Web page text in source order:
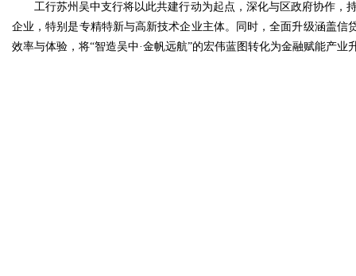
工行苏州吴中支行将以此共建行动为起点，深化与区政府协作，
企业，特别是专精特新与高新技术企业主体。同时，全面升级涵盖
效率与体验，将“智造吴中·金帆远航”的宏伟蓝图转化为金融赋能产业